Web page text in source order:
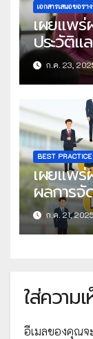
เอกสารเสนอขอรา
เผยแพร่
ประวัติแ
โครงกา
ครั้งที่ 22
ก.ค. 23,
BEST PRACTICE
เผยแพร่
ผลการจั
คัดเลือก
ก.ค. 21,
ใส่ความ
อีเมลของคุณจ